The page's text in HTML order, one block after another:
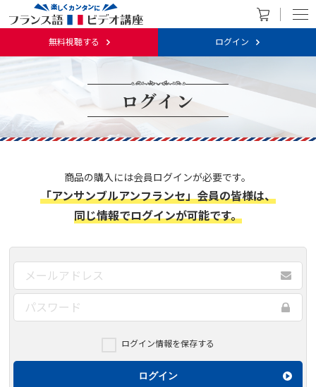
無料視聴する ログイン
ログイン
商品の購入には会員ログインが必要です。
「アンサンブルアンフランセ」会員の皆様は、
同じ情報でログインが可能です。
ログイン情報を保存する
ログイン